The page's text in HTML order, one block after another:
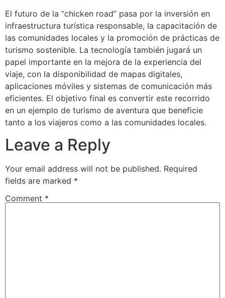
El futuro de la “chicken road” pasa por la inversión en
infraestructura turística responsable, la capacitación de
las comunidades locales y la promoción de prácticas de
turismo sostenible. La tecnología también jugará un
papel importante en la mejora de la experiencia del
viaje, con la disponibilidad de mapas digitales,
aplicaciones móviles y sistemas de comunicación más
eficientes. El objetivo final es convertir este recorrido
en un ejemplo de turismo de aventura que beneficie
tanto a los viajeros como a las comunidades locales.
Leave a Reply
Your email address will not be published. Required
fields are marked *
Comment *